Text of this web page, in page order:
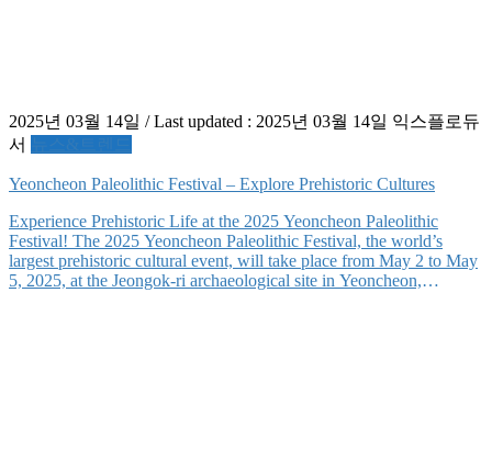
2025년 03월 14일 / Last updated : 2025년 03월 14일 익스플로듀
서
Yeoncheon Paleolithic Festival – Explore Prehistoric Cultures
Experience Prehistoric Life at the 2025 Yeoncheon Paleolithic
Festival! The 2025 Yeoncheon Paleolithic Festival, the world’s
largest prehistoric cultural event, will take place from May 2 to May
5, 2025, at the Jeongok-ri archaeological site in Yeoncheon,